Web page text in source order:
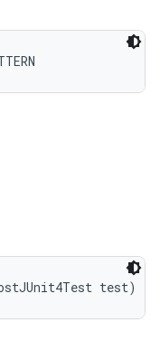
test)